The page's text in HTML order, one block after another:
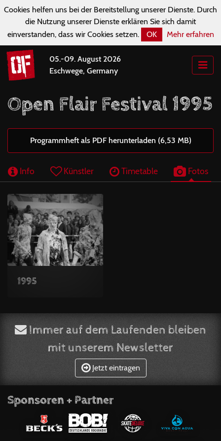
Cookies helfen uns bei der Bereitstellung unserer Dienste. Durch
die Nutzung unserer Dienste erklären Sie sich damit
einverstanden, dass wir Cookies setzen.
OK Mehr erfahren
05.-09. August 2026
Eschwege, Germany
Open Flair Festival 1995
Programmheft als PDF herunterladen (6,53 MB)
Info Künstler Timetable Fotos
1995
Immer auf dem Laufenden bleiben
mit unserem Newsletter
Jetzt eintragen
Sponsoren + Partner